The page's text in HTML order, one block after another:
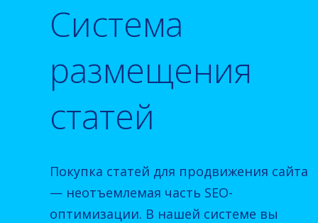
Система
размещения
статей
Покупка статей для продвижения сайта
— неотъемлемая часть SEO-
оптимизации. В нашей системе вы